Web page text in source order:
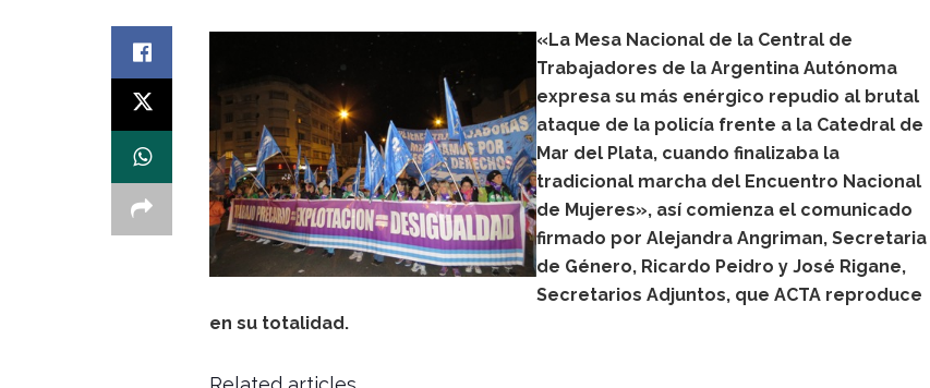
«La Mesa Nacional de la Central de
Trabajadores de la Argentina Autónoma
expresa su más enérgico repudio al brutal
ataque de la policía frente a la Catedral de
Mar del Plata, cuando finalizaba la
tradicional marcha del Encuentro Nacional
de Mujeres», así comienza el comunicado
firmado por Alejandra Angriman, Secretaria
de Género, Ricardo Peidro y José Rigane,
Secretarios Adjuntos, que ACTA reproduce
en su totalidad.